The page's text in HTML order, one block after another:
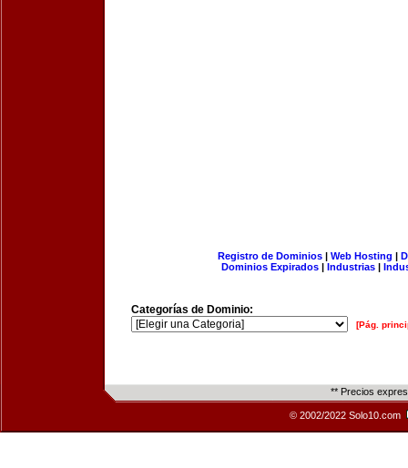
Registro de Dominios| Web Hosting |
Dominios Expirados | Industrias |
Categorías de Dominio:
[Pág.
** Precios
© 2002/2022 Solo10.com